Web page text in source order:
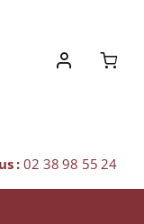
:02 38 98 55 24